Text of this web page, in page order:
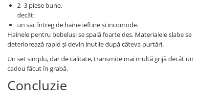
2–3 piese bune,
decât:
un sac întreg de haine ieftine și incomode.
Hainele pentru bebeluși se spală foarte des. Materialele slabe se
deteriorează rapid și devin inutile după câteva purtări.
Un set simplu, dar de calitate, transmite mai multă grijă decât un
cadou făcut în grabă.
Concluzie